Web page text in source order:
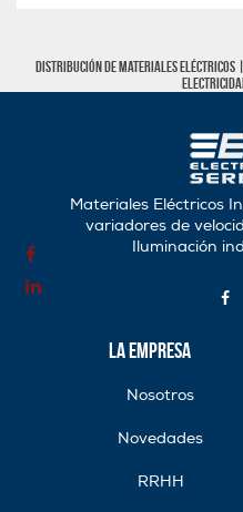
Distribución de materiales eléctricos |
Materiales Eléctricos
variadores de
Iluminación
La Empresa
Nosotros
Novedades
RRHH